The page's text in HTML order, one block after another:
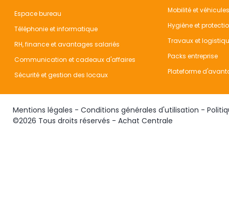
Espace bureau
Téléphonie et informatique
RH, finance et avantages salariés
Communication et cadeaux d'affaires
Sécurité et gestion des locaux
Mobilité et véhicules
Hygiène et
Travaux et
Packs entreprise
Plateforme
Mentions légales - Conditions générales d'utilisation -
©2026 Tous droits réservés - Achat Centrale